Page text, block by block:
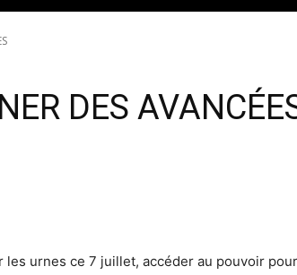
DES
les urnes ce 7 juillet, accéder au pouvoir